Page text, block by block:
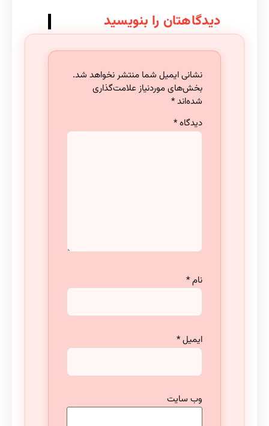
دیدگاهتان را بنویسید
نشانی ایمیل شما منتشر نخواهد شد.
بخش‌های موردنیاز علامت‌گذاری
وب‌ سایت